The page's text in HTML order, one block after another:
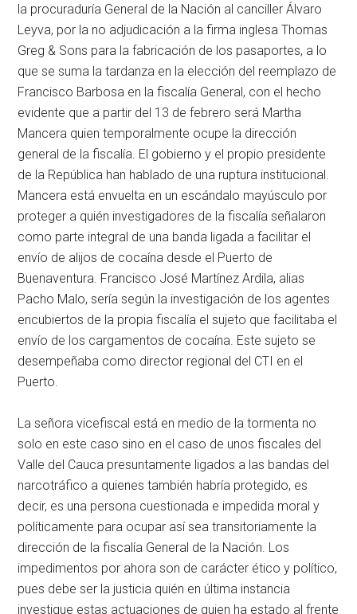
la procuraduría General de la Nación al canciller Álvaro
Leyva, por la no adjudicación a la firma inglesa Thomas
Greg & Sons para la fabricación de los pasaportes, a lo
que se suma la tardanza en la elección del reemplazo de
Francisco Barbosa en la fiscalía General, con el hecho
evidente que a partir del 13 de febrero será Martha
Mancera quien temporalmente ocupe la dirección
general de la fiscalía. El gobierno y el propio presidente
de la República han hablado de una ruptura institucional.
Mancera está envuelta en un escándalo mayúsculo por
proteger a quién investigadores de la fiscalía señalaron
como parte integral de una banda ligada a facilitar el
envío de alijos de cocaína desde el Puerto de
Buenaventura. Francisco José Martínez Ardila, alias
Pacho Malo, sería según la investigación de los agentes
encubiertos de la propia fiscalía el sujeto que facilitaba el
envío de los cargamentos de cocaína. Este sujeto se
desempeñaba como director regional del CTI en el
Puerto.
La señora vicefiscal está en medio de la tormenta no
solo en este caso sino en el caso de unos fiscales del
Valle del Cauca presuntamente ligados a las bandas del
narcotráfico a quienes también habría protegido, es
decir, es una persona cuestionada e impedida moral y
políticamente para ocupar así sea transitoriamente la
dirección de la fiscalía General de la Nación. Los
impedimentos por ahora son de carácter ético y político,
pues debe ser la justicia quién en última instancia
investigue estas actuaciones de quien ha estado al frente